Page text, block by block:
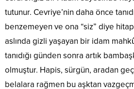
tutunur. Cevriye’nin daha önce
benzemeyen ve ona “siz” diye
aslında gizli yaşayan bir idam
tanıdığı günden sonra artık
olmuştur. Hapis, sürgün, aradan
belalara rağmen bu aşktan